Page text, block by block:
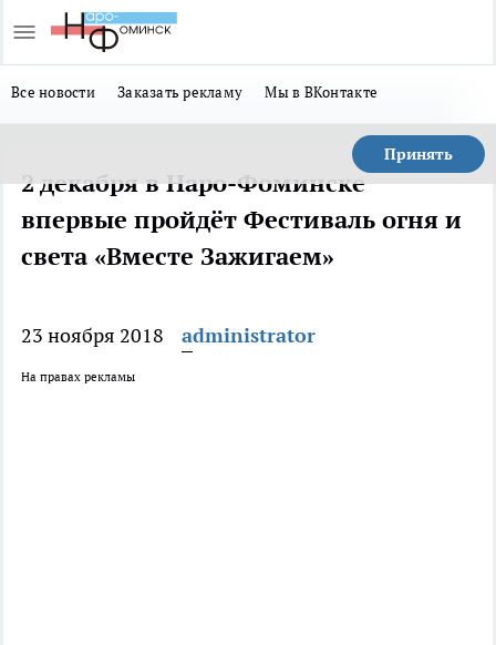
Все новости Заказать рекламу Мы в ВКонтакте
Принять
2 декабря в Наро-Фоминске
впервые пройдёт Фестиваль огня и
света «Вместе Зажигаем»
23 ноября 2018 administrator
На правах рекламы